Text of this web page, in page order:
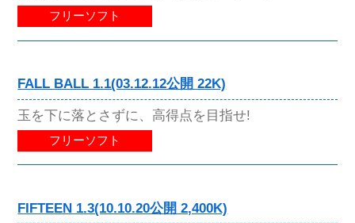
フリーソフト
FALL BALL 1.1(03.12.12公開 22K)
玉を下に落とさずに、高得点を目指せ!
フリーソフト
FIFTEEN 1.3(10.10.20公開 2,400K)